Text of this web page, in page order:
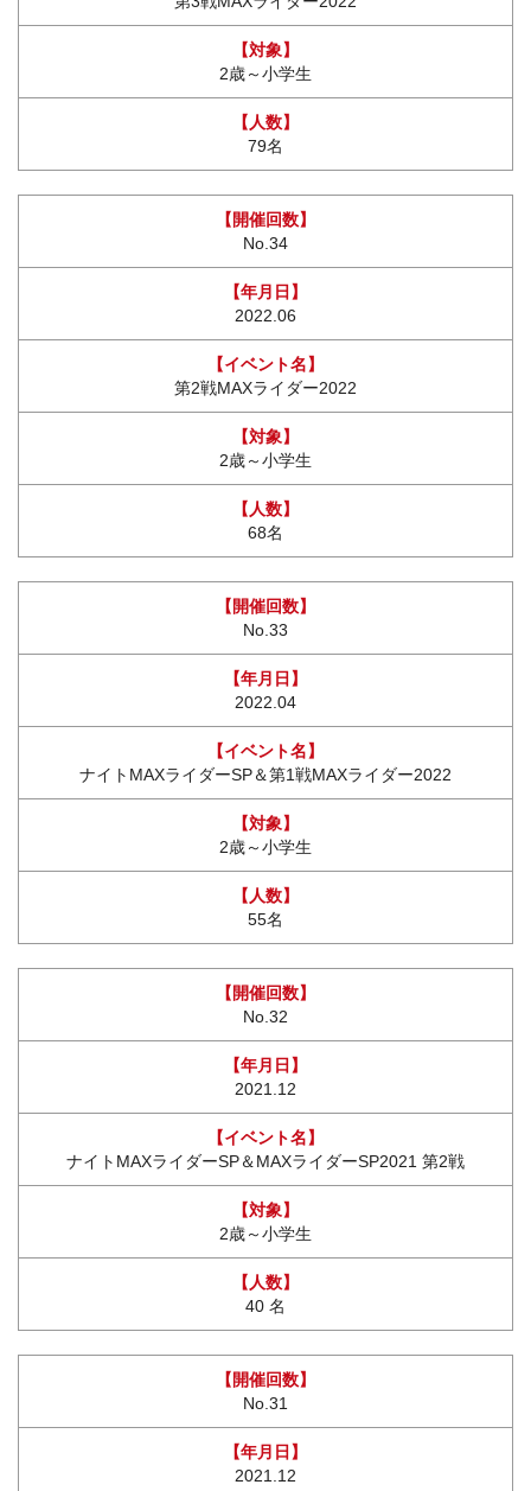
2歳～小学生
79名
No.34
2022.06
第2戦MAXライダー2022
2歳～小学生
68名
No.33
2022.04
ナイトMAXライダーSP＆第1戦MAXライダー2022
2歳～小学生
55名
No.32
2021.12
ナイトMAXライダーSP＆MAXライダーSP2021 第2戦
2歳～小学生
40 名
No.31
2021.12